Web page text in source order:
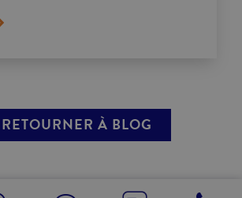
RETOURNER À BLOG